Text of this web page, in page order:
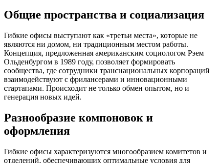
Общие пространства и социализация
Гибкие офисы выступают как «третьи места», которые не
являются ни домом, ни традиционным местом работы.
Концепция, предложенная американским социологом Рэем
Ольденбургом в 1989 году, позволяет формировать
сообщества, где сотрудники транснациональных корпораций
взаимодействуют с фрилансерами и инновационными
стартапами. Происходит не только обмен опытом, но и
генерация новых идей.
Разнообразие компоновок и
оформления
Гибкие офисы характеризуются многообразием комитетов и
отделений, обеспечивающих оптимальные условия для